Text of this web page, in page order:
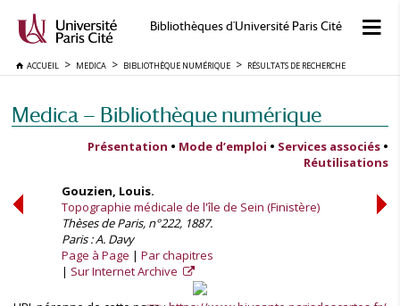
Bibliothèques d'Université Paris Cité
ACCUEIL MEDICA BIBLIOTHÈQUE NUMÉRIQUE RÉSULTATS DE RECHERCHE
Medica — Bibliothèque numérique
Présentation • Mode d’emploi • Services associés •
Réutilisations
Gouzien, Louis.
Topographie médicale de l'île de Sein (Finistère)
Thèses de Paris, n°222, 1887.
Paris : A. Davy
Page à Page
Par chapitres
Sur Internet Archive